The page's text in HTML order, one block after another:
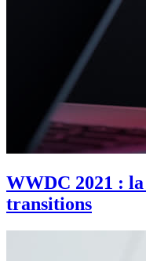
WWDC 2021 : la
transitions